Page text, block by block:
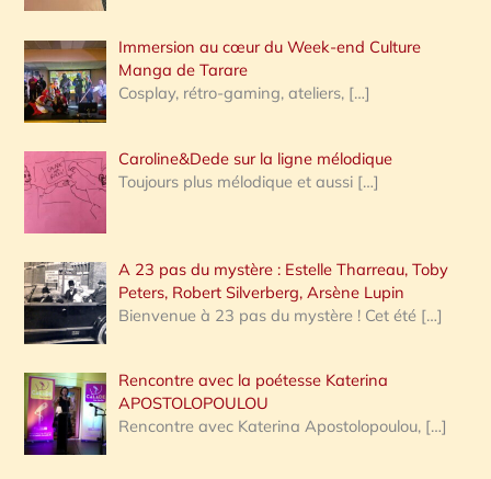
:
Immersion au cœur du Week-end Culture
Manga de Tarare
Cosplay, rétro-gaming, ateliers, […]
Caroline&Dede sur la ligne mélodique
Toujours plus mélodique et aussi […]
A 23 pas du mystère : Estelle Tharreau, Toby
Peters, Robert Silverberg, Arsène Lupin
Bienvenue à 23 pas du mystère ! Cet été […]
Rencontre avec la poétesse Katerina
APOSTOLOPOULOU
Rencontre avec Katerina Apostolopoulou, […]